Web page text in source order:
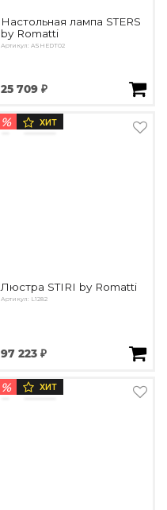
Настольная лампа STERS
by Romatti
Артикул: ASHEDT02
25 709 ₽
% ХИТ
Люстра STIRI by Romatti
Артикул: L1282
97 223 ₽
% ХИТ